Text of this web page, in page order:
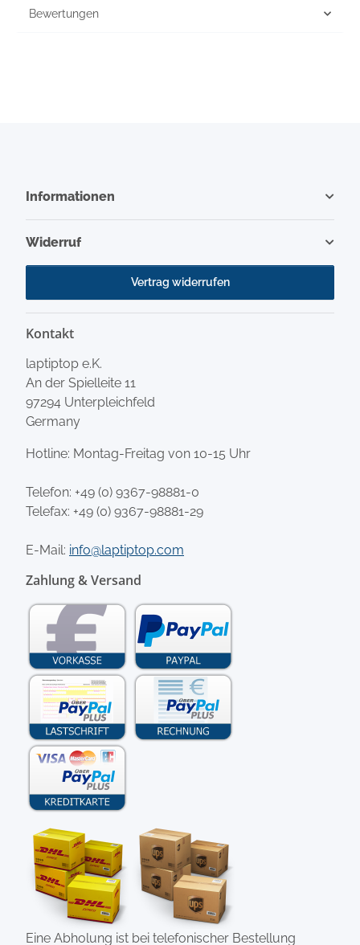
Bewertungen
Informationen
Widerruf
Vertrag widerrufen
Kontakt
laptiptop e.K.
An der Spielleite 11
97294 Unterpleichfeld
Germany
Hotline: Montag-Freitag von 10-15 Uhr
Telefon: +49 (0) 9367-98881-0
Telefax: +49 (0) 9367-98881-29
E-Mail: info@laptiptop.com
Zahlung & Versand
Eine Abholung ist bei telefonischer Bestellung